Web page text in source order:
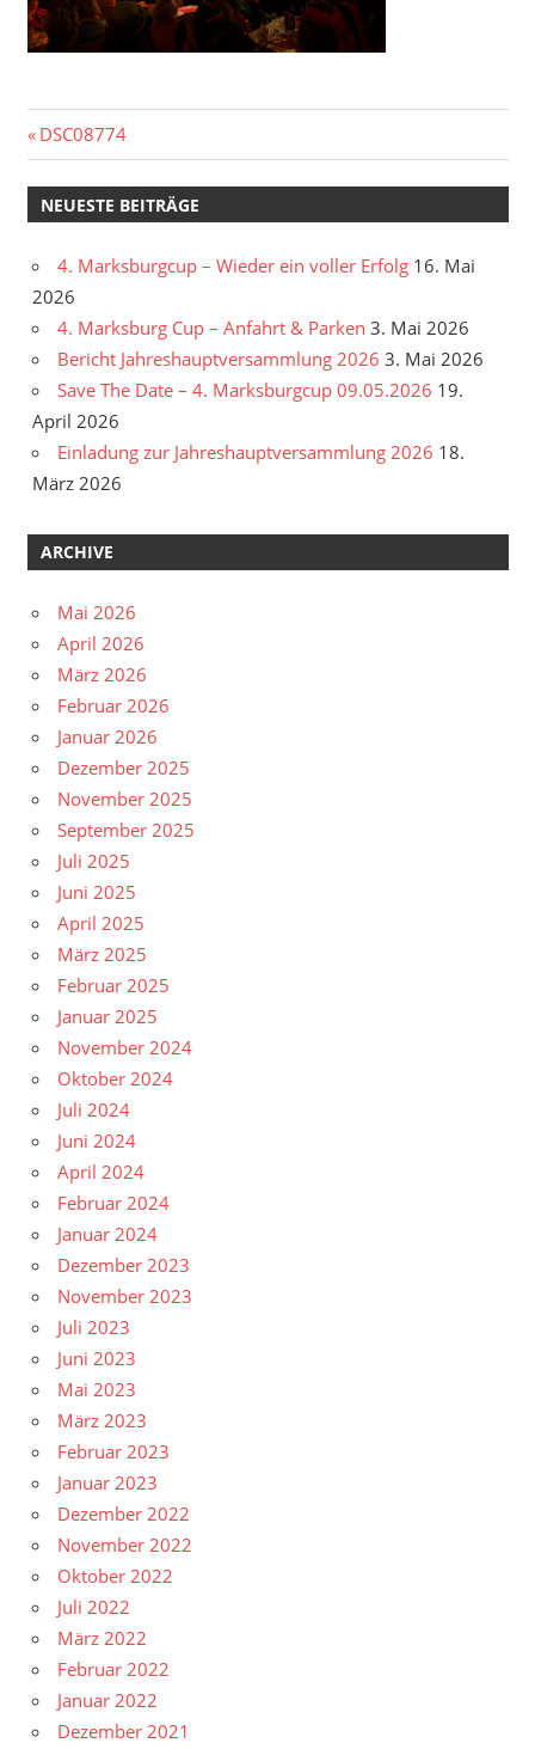
Beitragsnavigation
Vorheriger
Beitrag:
DSC08774
NEUESTE BEITRÄGE
4. Marksburgcup – Wieder ein voller Erfolg 16. Mai
2026
4. Marksburg Cup – Anfahrt & Parken 3. Mai 2026
Bericht Jahreshauptversammlung 2026 3. Mai 2026
Save The Date – 4. Marksburgcup 09.05.2026 19.
April 2026
Einladung zur Jahreshauptversammlung 2026 18.
März 2026
ARCHIVE
Mai 2026
April 2026
März 2026
Februar 2026
Januar 2026
Dezember 2025
November 2025
September 2025
Juli 2025
Juni 2025
April 2025
März 2025
Februar 2025
Januar 2025
November 2024
Oktober 2024
Juli 2024
Juni 2024
April 2024
Februar 2024
Januar 2024
Dezember 2023
November 2023
Juli 2023
Juni 2023
Mai 2023
März 2023
Februar 2023
Januar 2023
Dezember 2022
November 2022
Oktober 2022
Juli 2022
März 2022
Februar 2022
Januar 2022
Dezember 2021